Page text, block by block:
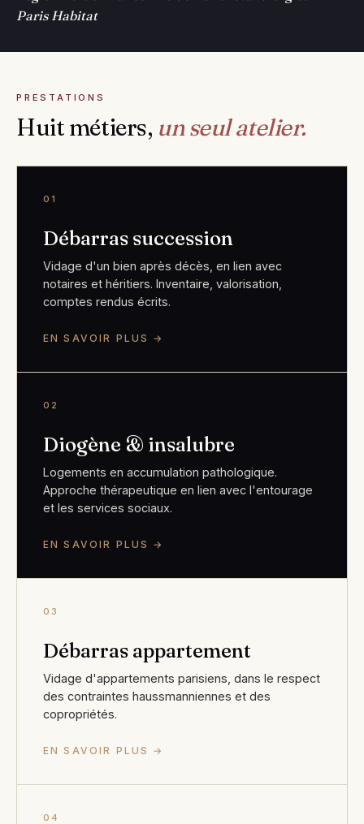
Paris Habitat
PRESTATIONS
Huit métiers, un seul atelier.
01
Débarras succession
Vidage d'un bien après décès, en lien avec
notaires et héritiers. Inventaire, valorisation,
comptes rendus écrits.
EN SAVOIR PLUS →
02
Diogène & insalubre
Logements en accumulation pathologique.
Approche thérapeutique en lien avec l'entourage
et les services sociaux.
EN SAVOIR PLUS →
03
Débarras appartement
Vidage d'appartements parisiens, dans le respect
des contraintes haussmanniennes et des
copropriétés.
EN SAVOIR PLUS →
04